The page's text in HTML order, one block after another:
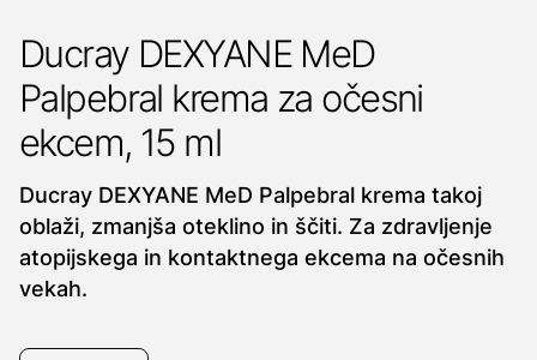
Ducray DEXYANE MeD
Palpebral krema za očesni
ekcem, 15 ml
Ducray DEXYANE MeD Palpebral krema takoj
oblaži, zmanjša oteklino in ščiti. Za zdravljenje
atopijskega in kontaktnega ekcema na očesnih
vekah.